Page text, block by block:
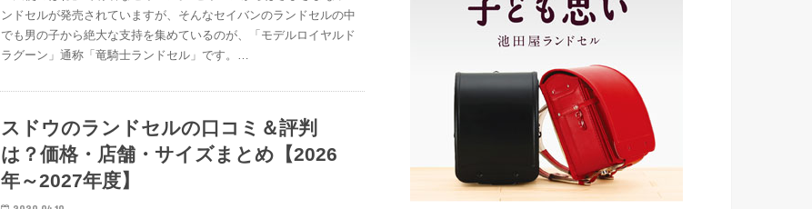
ンドセルが発売されていますが、そんなセイバンのランドセルの中
でも男の子から絶大な支持を集めているのが、「モデルロイヤルド
ラグーン」通称「竜騎士ランドセル」です。…
スドウのランドセルの口コミ＆評判
は？価格・店舗・サイズまとめ【2026
年～2027年度】